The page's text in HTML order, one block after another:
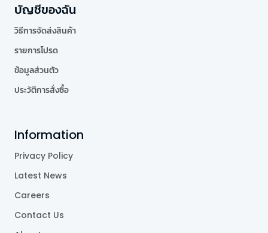
บัญชีของฉัน
วิธีการจัดส่งสินค้า
รายการโปรด
ข้อมูลส่วนตัว
ประวัติการสั่งซื้อ
Information
Privacy Policy
Latest News
Careers
Contact Us